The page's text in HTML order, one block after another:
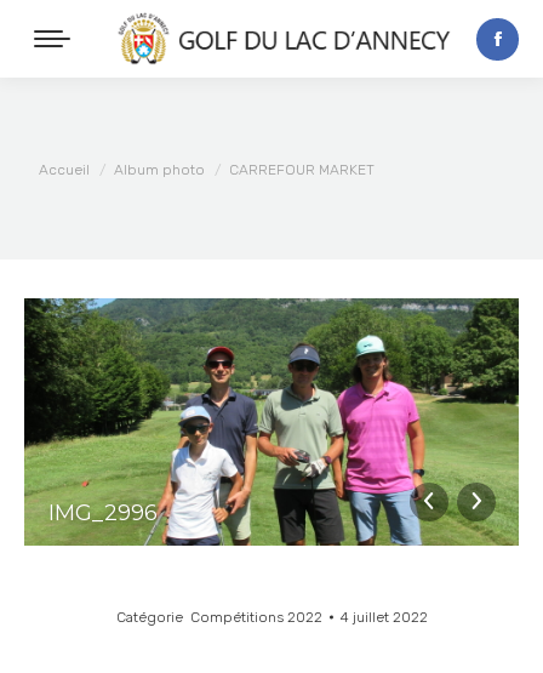
Vous êtes ici :
Accueil Album photo CARREFOUR MARKET
IMG_2996
Catégorie Compétitions 2022 4 juillet 2022